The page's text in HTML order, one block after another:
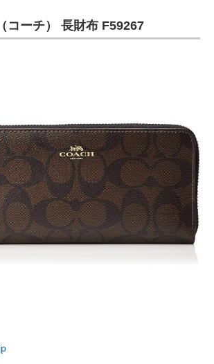
コーチ） 長財布 F59267